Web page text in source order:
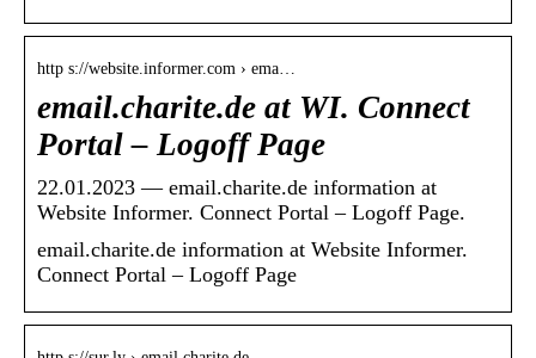
http s://website.informer.com › ema…
email.charite.de at WI. Connect
Portal – Logoff Page
22.01.2023 — email.charite.de information at
Website Informer. Connect Portal – Logoff Page.
email.charite.de information at Website Informer.
Connect Portal – Logoff Page